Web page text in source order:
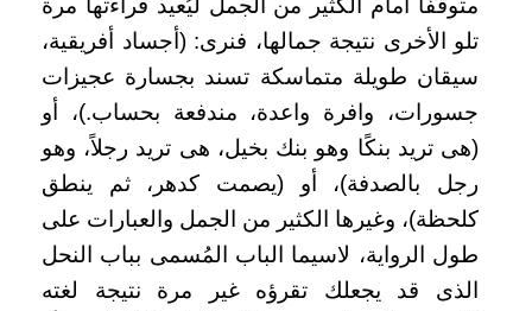
متوقفًا أمام الكثير من الجمل ليُعيد قراءتها مرة
تلو الأخرى نتيجة جمالها، فنرى: (أجساد أفريقية،
سيقان طويلة متماسكة تسند بجسارة عجيزات
جسورات، وافرة واعدة، مندفعة بحساب.)، أو
(هى تريد بنكًا وهو بنك بخيل، هى تريد رجلاً، وهو
رجل بالصدفة)، أو (يصمت كدهر، ثم ينطق
كلحظة)، وغيرها الكثير من الجمل والعبارات على
طول الرواية، لاسيما الباب المُسمى بباب النحل
الذى قد يجعلك تقرؤه غير مرة نتيجة لغته